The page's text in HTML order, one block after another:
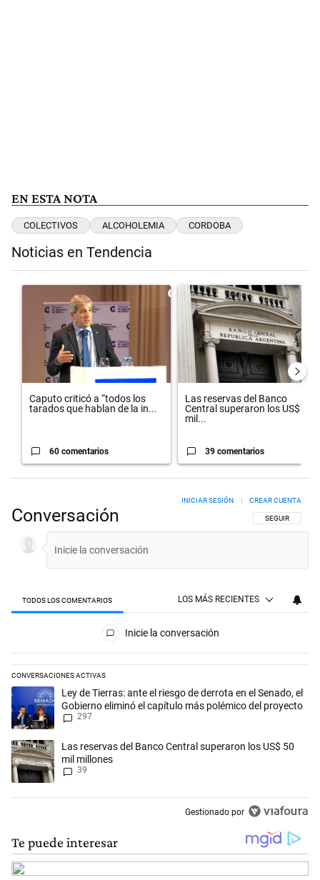
EN ESTA NOTA
COLECTIVOS ALCOHOLEMIA CORDOBA
Noticias en Tendencia
Un artículo de tendencia con el título "Caputo criticó a “todos los
Caputo criticó a “todos los
tarados que hablan de la in...
60 comentarios
Un artículo de tendencia con
Las reservas del Banco
Central superaron los US$ 50
mil...
39 comentarios
Conversación SIGA ESTA
SEGUIR
INICIAR SESIÓN CREAR CUENTA
TODOS LOS COMENTARIOS LOS MÁS RECIENTES
Todos los comentarios
Inicie la conversación
CONVERSACIONES ACTIVAS
Este listado muestra los artículos con más comentarios en los
Un artículo de tendencia con el título "Ley de Tierras: ante el riesgo
Ley de Tierras: ante el riesgo de derrota en el Senado, el
Gobierno eliminó el capítulo más polémico del proyecto
297
Un artículo de tendencia con el título "Las reservas del Banco Central
Las reservas del Banco Central superaron los US$ 50
mil millones
39
Gestionado por